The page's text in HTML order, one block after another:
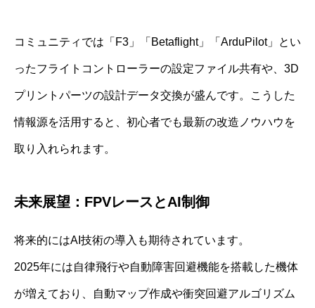
コミュニティでは「F3」「Betaflight」「ArduPilot」とい
ったフライトコントローラーの設定ファイル共有や、3D
プリントパーツの設計データ交換が盛んです。こうした
情報源を活用すると、初心者でも最新の改造ノウハウを
取り入れられます。
未来展望：FPVレースとAI制御
将来的にはAI技術の導入も期待されています。
2025年には自律飛行や自動障害回避機能を搭載した機体
が増えており、自動マップ作成や衝突回避アルゴリズム